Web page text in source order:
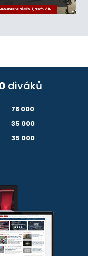
MASARYKOVO NÁMĚSTÍ, NOVÝ JIČÍN
diváků
78 000
35 000
35 000